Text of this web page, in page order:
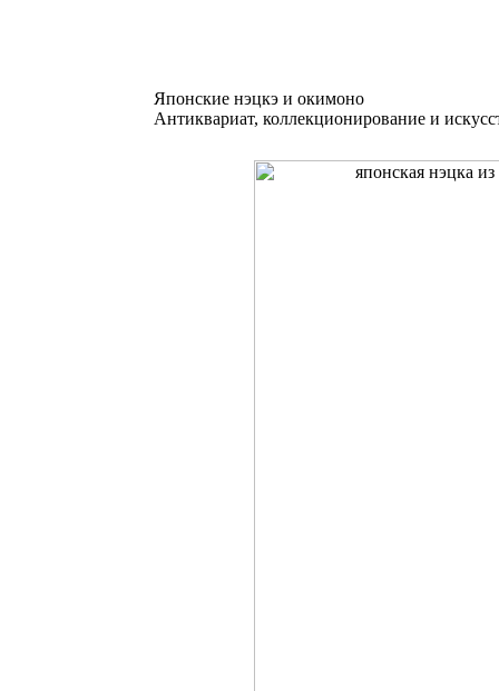
Японские нэцкэ и окимоно
Антиквариат, коллекционирование и